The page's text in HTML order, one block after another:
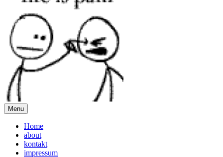
Menu
Home
about
kontakt
impressum